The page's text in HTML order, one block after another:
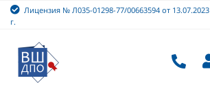
Лицензия № Л035-01298-77/00663594 от 13.07.2023
г.